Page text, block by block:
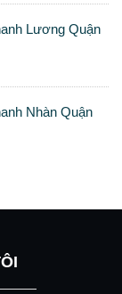
Lương Quận
Nhàn Quận